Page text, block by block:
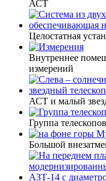
АСТ
Целостатная
Внутреннее
измерений
АСТ и малый
Группа телескопов
Большой